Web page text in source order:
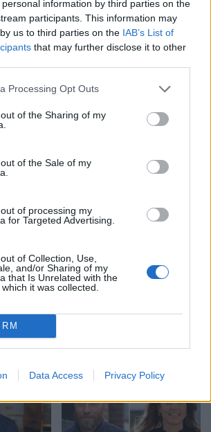
information by third parties on the
participants. This information may
us to third parties on the IAB’s List of
that may further disclose it to other
Processing Opt Outs
of the Sharing of my
of the Sale of my
of processing my
for Targeted Advertising.
of Collection, Use,
and/or Sharing of my
that Is Unrelated with the
it was collected.
Data Access Privacy Policy
e
për herë të parë pas
Kate
Pallatit
nga Kosova po lufton me